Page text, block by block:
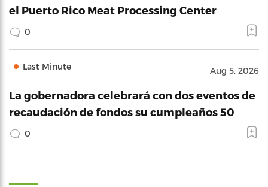
el Puerto Rico Meat Processing Center
0
Last Minute Aug 5, 2026
La gobernadora celebrará con dos eventos de
recaudación de fondos su cumpleaños 50
0